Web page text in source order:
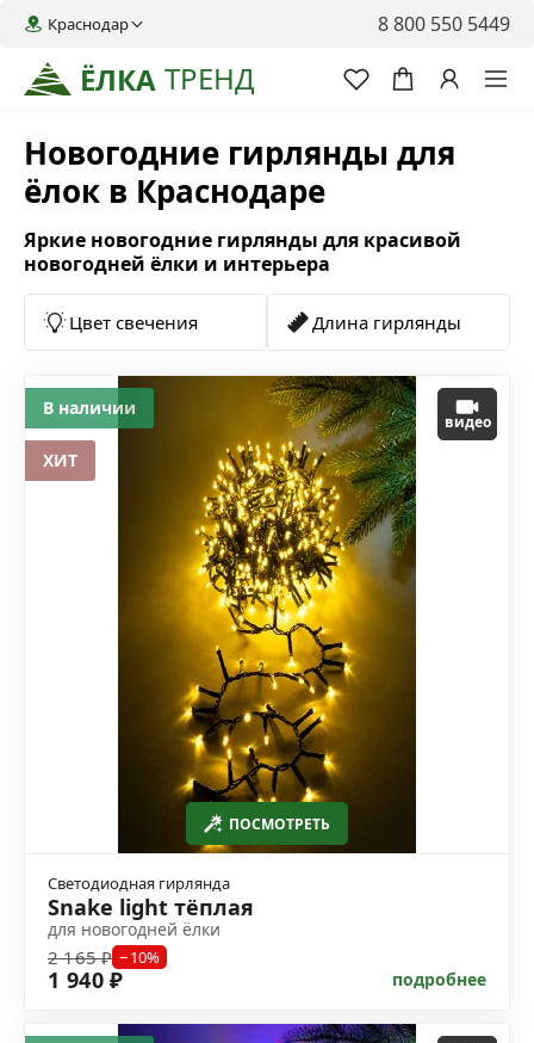
ЁЛКА ТРЕНД
Краснодар 8 800 550 5449
Новогодние гирлянды для
ёлок в Краснодаре
Яркие новогодние гирлянды для красивой
новогодней ёлки и интерьера
Цвет свечения Длина гирлянды
ПОСМОТРЕТЬ
видео
Светодиодная гирлянда
Snake light тёплая
для новогодней ёлки
2 165 ₽ −10%
1 940 ₽ подробнее
В наличии
ХИТ